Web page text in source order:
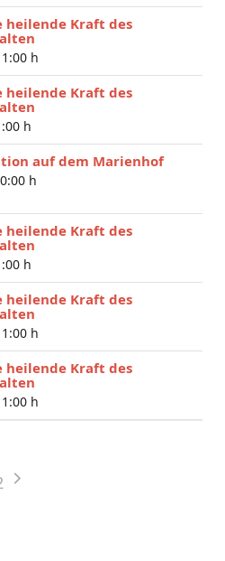
heilende Kraft des
h
heilende Kraft des
h
auf dem Marienhof
h
heilende Kraft des
h
heilende Kraft des
h
heilende Kraft des
h